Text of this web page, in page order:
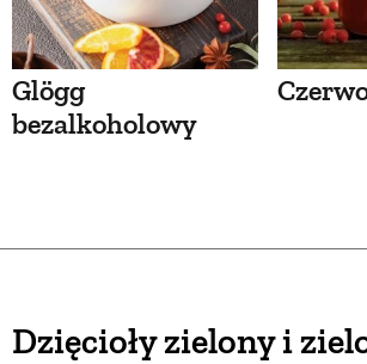
Glögg
bezalkoholowy
Dzięcioły zielony i